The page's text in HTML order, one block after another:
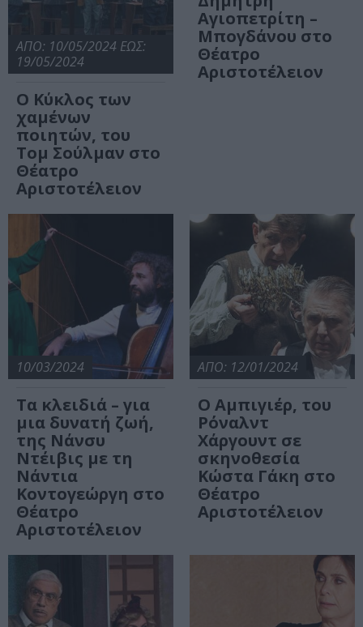
ΑΠΟ: 10/05/2024 ΕΩΣ:
19/05/2024
Ο Κύκλος των
χαμένων
ποιητών, του
Τομ Σούλμαν στο
Θέατρο
Αριστοτέλειον
Αγιοπετρίτη –
Μπογδάνου στο
Θέατρο
Αριστοτέλειον
10/03/2024
Τα κλειδιά – για
μια δυνατή ζωή,
της Νάνσυ
Ντέιβις με τη
Νάντια
Κοντογεώργη στο
Θέατρο
Αριστοτέλειον
ΑΠΟ: 12/01/2024
Ο Αμπιγιέρ, του
Ρόναλντ
Χάργουντ σε
σκηνοθεσία
Κώστα Γάκη στο
Θέατρο
Αριστοτέλειον